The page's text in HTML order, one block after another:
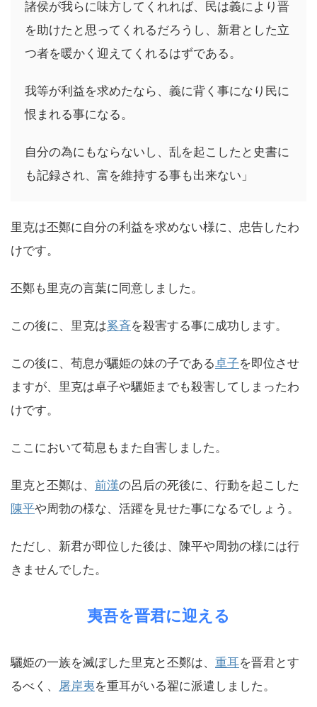
諸侯が我らに味方してくれれば、民は義により晋
を助けたと思ってくれるだろうし、新君とした立
つ者を暖かく迎えてくれるはずである。
我等が利益を求めたなら、義に背く事になり民に
恨まれる事になる。
自分の為にもならないし、乱を起こしたと史書に
も記録され、富を維持する事も出来ない」
里克は丕鄭に自分の利益を求めない様に、忠告したわ
けです。
丕鄭も里克の言葉に同意しました。
この後に、里克は奚斉を殺害する事に成功します。
この後に、荀息が驪姫の妹の子である卓子を即位させ
ますが、里克は卓子や驪姫までも殺害してしまったわ
けです。
ここにおいて荀息もまた自害しました。
里克と丕鄭は、 前漢の呂后の死後に、行動を起こした
陳平や周勃の様な、活躍を見せた事になるでしょう。
ただし、新君が即位した後は、陳平や周勃の様には行
きませんでした。
夷吾を晋君に迎える
驪姫の一族を滅ぼした里克と丕鄭は、 重耳を晋君とす
るべく、 屠岸夷を重耳がいる翟に派遣しました。